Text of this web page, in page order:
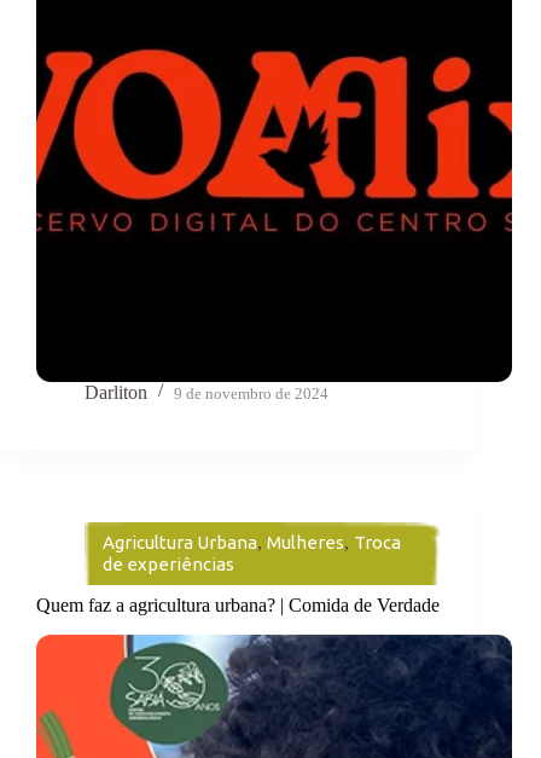
Darliton 9 de novembro de 2024
Agricultura Urbana, Mulheres, Troca
de experiências
Quem faz a agricultura urbana? | Comida de Verdade